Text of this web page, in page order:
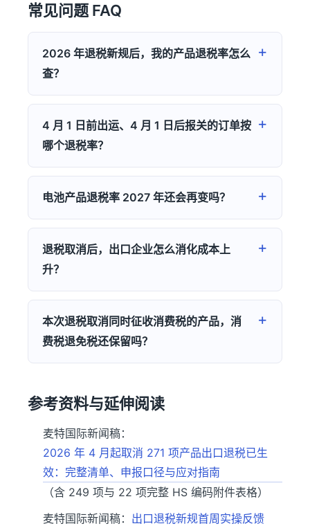
常见问题 FAQ
2026 年退税新规后，我的产品退税率怎么
查？
4 月 1 日前出运、4 月 1 日后报关的订单按
哪个退税率？
电池产品退税率 2027 年还会再变吗？
退税取消后，出口企业怎么消化成本上
升？
本次退税取消同时征收消费税的产品，消
费税退免税还保留吗？
参考资料与延伸阅读
麦特国际新闻稿：
2026 年 4 月起取消 271 项产品出口退税已生
效：完整清单、申报口径与应对指南
（含 249 项与 22 项完整 HS 编码附件表格）
麦特国际新闻稿： 出口退税新规首周实操反馈